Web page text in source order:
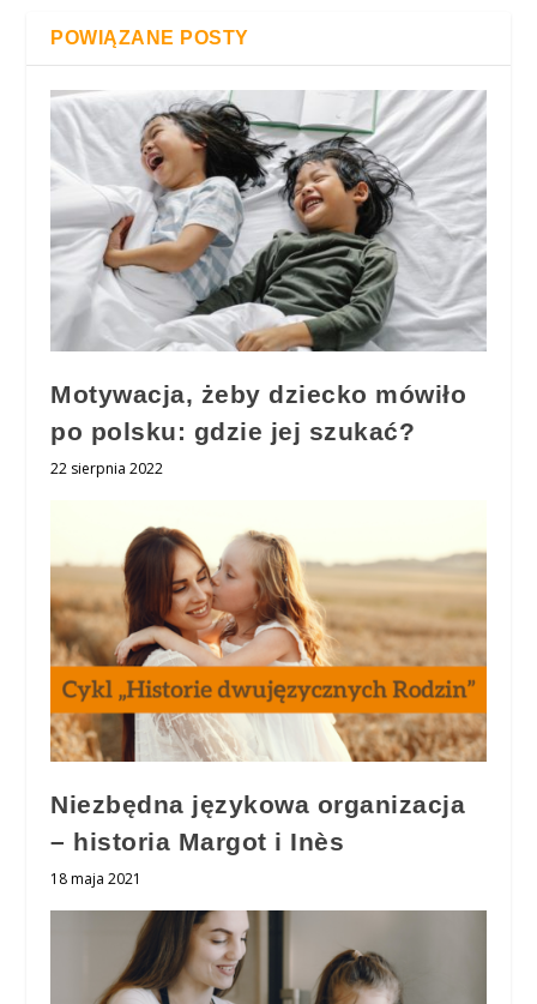
POWIĄZANE POSTY
Motywacja, żeby dziecko mówiło
po polsku: gdzie jej szukać?
22 sierpnia 2022
Niezbędna językowa organizacja
– historia Margot i Inès
18 maja 2021